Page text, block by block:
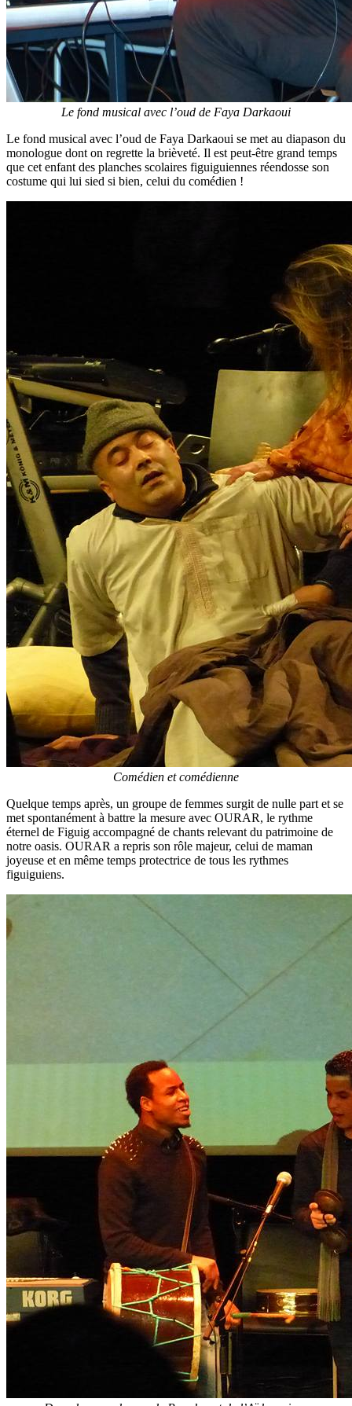
Le fond musical avec l’oud de Faya Darkaoui
Le fond musical avec l’oud de Faya Darkaoui se met au diapason du
monologue dont on regrette la brièveté. Il est peut-être grand temps
que cet enfant des planches scolaires figuiguiennes réendosse son
costume qui lui sied si bien, celui du comédien !
Comédien et comédienne
Quelque temps après, un groupe de femmes surgit de nulle part et se
met spontanément à battre la mesure avec OURAR, le rythme
éternel de Figuig accompagné de chants relevant du patrimoine de
notre oasis. OURAR a repris son rôle majeur, celui de maman
joyeuse et en même temps protectrice de tous les rythmes
figuiguiens.